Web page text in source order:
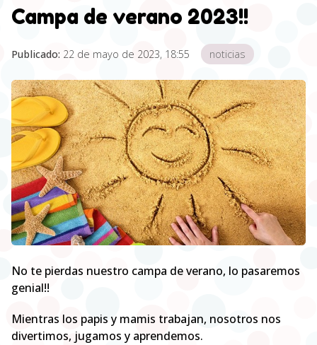
Campa de verano 2023!!
Publicado: 22 de mayo de 2023, 18:55 noticias
No te pierdas nuestro campa de verano, lo pasaremos
genial!!
Mientras los papis y mamis trabajan, nosotros nos
divertimos, jugamos y aprendemos.